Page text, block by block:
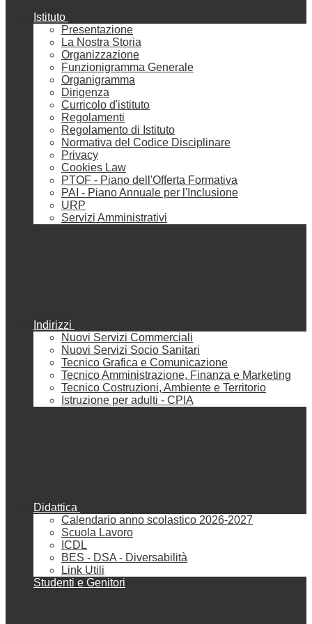
Istituto
Presentazione
La Nostra Storia
Organizzazione
Funzionigramma Generale
Organigramma
Dirigenza
Curricolo d'istituto
Regolamenti
Regolamento di Istituto
Normativa del Codice Disciplinare
Privacy
Cookies Law
PTOF - Piano dell'Offerta Formativa
PAI - Piano Annuale per l'Inclusione
URP
Servizi Amministrativi
Indirizzi
Nuovi Servizi Commerciali
Nuovi Servizi Socio Sanitari
Tecnico Grafica e Comunicazione
Tecnico Amministrazione, Finanza e Marketing
Tecnico Costruzioni, Ambiente e Territorio
Istruzione per adulti - CPIA
Didattica
Calendario anno scolastico 2026-2027
Scuola Lavoro
ICDL
BES - DSA - Diversabilità
Link Utili
Studenti e Genitori